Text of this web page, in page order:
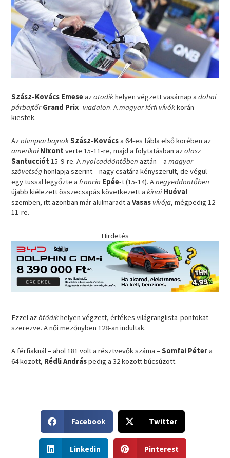
Szász-Kovács Emeseazötödikhelyen végzett vasárnap a dohai
párbajtőr Grand Prix–viadalon. Amagyar férfi vívókkorán
kiestek.
Azolimpiai bajnokSzász-Kovácsa 64-es tábla első körében az
amerikai Nixont verte 15-11-re, majd a folytatásban azolasz
Santucciót 15-9-re. Anyolcaddöntőben aztán – amagyar
szövetséghonlapja szerint – nagy csatára kényszerült, de végül
egy tussal legyőzte afrancia Epée-t (15-14). Anegyeddöntőben
újabb kiélezett összecsapás következett akínai Huóval
szemben, itt azonban már alulmaradt aVasas vívója, mégpedig 12-
11-re.
Hirdetés
Ezzel azötödikhelyen végzett, értékes világranglista-pontokat
szerezve. A női mezőnyben 128-an indultak.
A férfiaknál – ahol 181 volt a résztvevők száma –Somfai Pétera
64 között, Rédli Andráspedig a 32 között búcsúzott.
h
a
r
Facebook
h
a
Twitter
h
Linkedin
h
Pinterest